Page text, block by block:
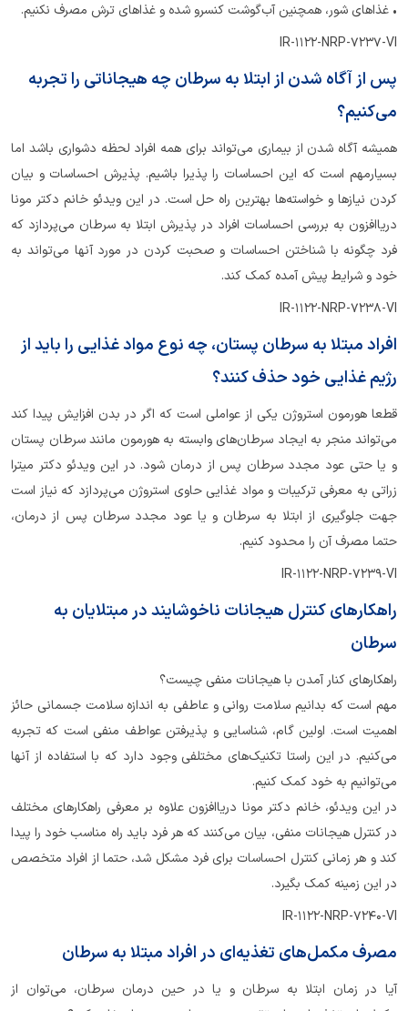
• غذاهای شور، همچنین آب‌‌گوشت کنسرو شده و غذاهای ترش مصرف نکنیم.
IR-1122-NRP-7237-VI
پس از آگاه شدن از ابتلا به سرطان چه هیجاناتی را تجربه
می‌کنیم؟
همیشه آگاه شدن از بیماری می‌تواند برای همه افراد لحظه دشواری باشد اما
بسیارمهم است که این احساسات را پذیرا باشیم. پذیرش احساسات و بیان
کردن نیازها و خواسته‌ها بهترین راه حل است. در این ویدئو خانم دکتر مونا
دریاافزون به بررسی احساسات افراد در پذیرش ابتلا به سرطان می‌پردازد که
فرد چگونه با شناختن احساسات و صحبت کردن در مورد آنها می‌تواند به
خود و شرایط پیش آمده کمک کند.
IR-1122-NRP-7238-VI
افراد مبتلا به سرطان پستان، چه نوع مواد غذایی را باید از
رژیم غذایی خود حذف کنند؟
قطعا هورمون استروژن یکی از عواملی است که اگر در بدن افزایش پیدا کند
می‌تواند منجر به ایجاد سرطان‌های وابسته به هورمون مانند سرطان پستان
و یا حتی عود مجدد سرطان پس از درمان شود. در این ویدئو دکتر میترا
زراتی به معرفی ترکیبات و مواد غذایی حاوی استروژن می‌پردازد که نیاز است
جهت جلوگیری از ابتلا به سرطان و یا عود مجدد سرطان پس از درمان،
حتما مصرف آن را محدود کنیم.
IR-1122-NRP-7239-VI
راهکارهای کنترل هیجانات ناخوشایند در مبتلایان به
سرطان
راهکارهای کنار آمدن با هیجانات منفی چیست؟
مهم است که بدانیم سلامت روانی و عاطفی به اندازه سلامت جسمانی حائز
اهمیت است. اولین گام، شناسایی و پذیرفتن عواطف منفی است که تجربه
می‌کنیم. در این راستا تکنیک‌های مختلفی وجود دارد که با استفاده از آنها
می‌توانیم به خود کمک کنیم.
در این ویدئو، خانم دکتر مونا دریا‌افزون علاوه بر معرفی راهکارهای مختلف
در کنترل هیجانات منفی، بیان می‌کنند که هر فرد باید راه مناسب خود را پیدا
کند و هر زمانی کنترل احساسات برای فرد مشکل شد، حتما از افراد متخصص
در این زمینه کمک بگیرد.
IR-1122-NRP-7240-VI
مصرف مکمل‌های تغذیه‌ای در افراد مبتلا به سرطان
آیا در زمان ابتلا به سرطان و یا در حین درمان سرطان، می‌توان از